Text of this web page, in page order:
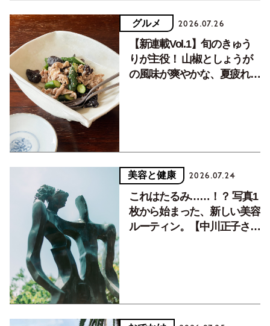
グルメ 2026.07.26
【新連載Vol.1】旬のきゅう
りが主役！ 山椒としょうが
の風味が爽やかな、夏疲れを
美容と健康 2026.07.24
これはたるみ……！？ 写真1
枚から始まった、新しい美容
ルーティン。【中川正子さん